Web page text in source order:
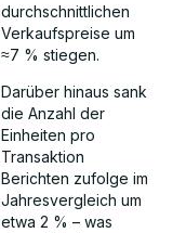
durchschnittlichen
Verkaufspreise um
≈7 % stiegen.
Darüber hinaus sank
die Anzahl der
Einheiten pro
Transaktion
Berichten zufolge im
Jahresvergleich um
etwa 2 % – was